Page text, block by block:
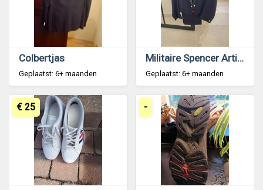
Colbertjas
Geplaatst: 6+ maanden
Militaire Spencer Artillerie
Geplaatst: 6+ maanden
€ 25 -